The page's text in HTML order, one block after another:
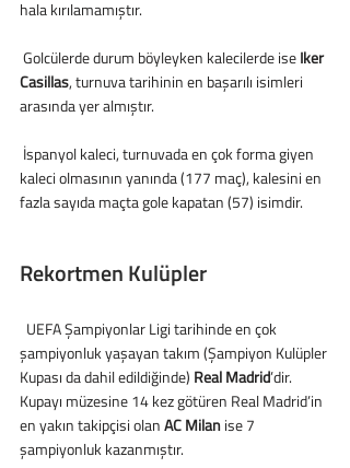
hala kırılamamıştır.
Golcülerde durum böyleyken kalecilerde ise Iker
Casillas, turnuva tarihinin en başarılı isimleri
arasında yer almıştır.
kaleci olmasının yanında (177 maç), kalesini en
fazla sayıda maçta gole kapatan (57) isimdir.
Rekortmen Kulüpler
şampiyonluk yaşayan takım (Şampiyon Kulüpler
Kupası da dahil edildiğinde) Real Madrid’dir.
Kupayı müzesine 14 kez götüren Real Madrid’in
en yakın takipçisi olan AC Milan ise 7
şampiyonluk kazanmıştır.